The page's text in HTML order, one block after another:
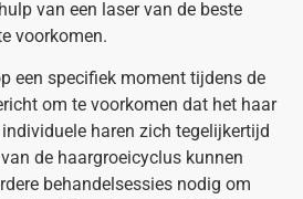
van een laser van de beste
voorkomen.
een specifiek moment tijdens de
om te voorkomen dat het haar
haren zich tegelijkertijd
de haargroeicyclus kunnen
behandelsessies nodig om